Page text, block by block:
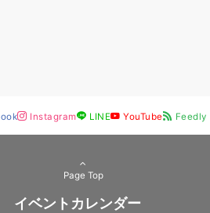
Instagram LINE YouTube Feedly
Page Top
イベントカレンダー